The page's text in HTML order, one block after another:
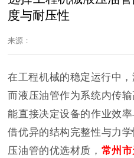
度与耐压性
来源：
在工程机械的稳定运行中，
而液压油管作为系统内传
能直接决定设备的作业效
借优异的结构完整性与力
压油管的优选材质， 常州